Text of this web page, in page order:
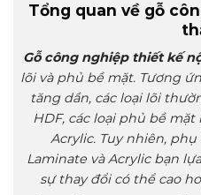
Tổng quan về gỗ
Gỗ công nghiệp thiết kế
lõi và phủ bề mặt. Tương
tăng dần, các loại lõi
HDF, các loại phủ bề mặt
Acrylic. Tuy nhiên,
Laminate và Acrylic bạn
sự thay đổi có thể cao